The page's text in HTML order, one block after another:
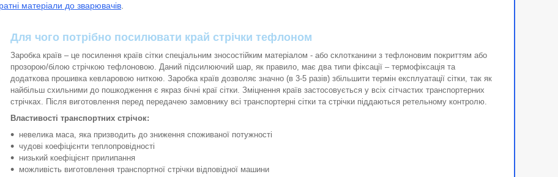
матеріали до зварювачів.
Для чого потрібно посилювати край стрічки тефлоном
Заробка країв – це посилення країв сітки спеціальним зносостійким матеріалом - або склотканини з тефлоновим покриттям або
прозорою/білою стрічкою тефлоновою. Даний підсилюючий шар, як правило, має два типи фіксації – термофіксація та
додаткова прошивка кевларовою ниткою. Заробка країв дозволяє значно (в 3-5 разів) збільшити термін експлуатації сітки, так як
найбільш схильними до пошкодження є якраз бічні краї сітки. Зміцнення країв застосовується у всіх сітчастих транспортерних
стрічках. Після виготовлення перед передачею замовнику всі транспортерні сітки та стрічки піддаються ретельному контролю.
Властивості транспортних стрічок:
невелика маса, яка призводить до зниження споживаної потужності
чудові коефіцієнти теплопровідності
низький коефіцієнт прилипання
можливість виготовлення транспортної стрічки відповідної машини